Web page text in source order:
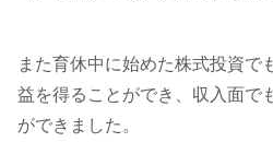
また育休中に始めた株式投資で
益を得ることができ、収入面で
ができました。